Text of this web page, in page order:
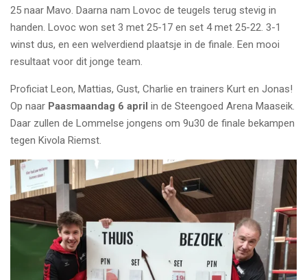
25 naar Mavo. Daarna nam Lovoc de teugels terug stevig in
handen. Lovoc won set 3 met 25-17 en set 4 met 25-22. 3-1
winst dus, en een welverdiend plaatsje in de finale. Een mooi
resultaat voor dit jonge team.
Proficiat Leon, Mattias, Gust, Charlie en trainers Kurt en Jonas!
Op naar Paasmaandag 6 april in de Steengoed Arena Maaseik.
Daar zullen de Lommelse jongens om 9u30 de finale bekampen
tegen Kivola Riemst.